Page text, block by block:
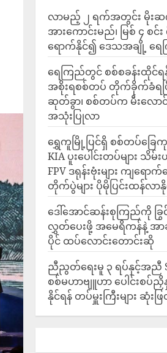
လာမည့် ၂ ရက်အတွင်း မို
အားကောင်းမည်၊ မြစ် ၄ စင်
ရောက်နိုင်၍ ဒေသအချို့ ရေ
ရေကြည်တွင် စစ်စခန်းထိုင်
အစိုးရစစ်တပ် တိုက်ခိုက်ခံရပ
ဆုတ်ခွာ၊ စစ်တပ်က မီးလောင်ဗုံ
အသုံးပြုလာ
ရွှေကူမြို့ပြင်ရှိ စစ်တပ်ခြေကု
KIA ပူးပေါင်းတပ်များ သိ
FPV ဒရုန်းဗုံးများ ကျရော
တိုက်ပွဲများ ပိုမိုပြင်းထန်လာ
ဒေါ်အောင်ဆန်းစုကြည်ကို ခြွ
လွှတ်ပေးဖို့ အမေရိကန်နဲ့ အ
ပိုင် ထပ်လောင်းတောင်းဆို
ညီညွတ်ရေးမူ ၃ ရပ်နှင့်အညီ
စစ်မဟာဗျူဟာ ပေါင်းစပ်ညှိ
နိုင်ရန် တပ်မှူးကြီးများ ဆုံးဖ